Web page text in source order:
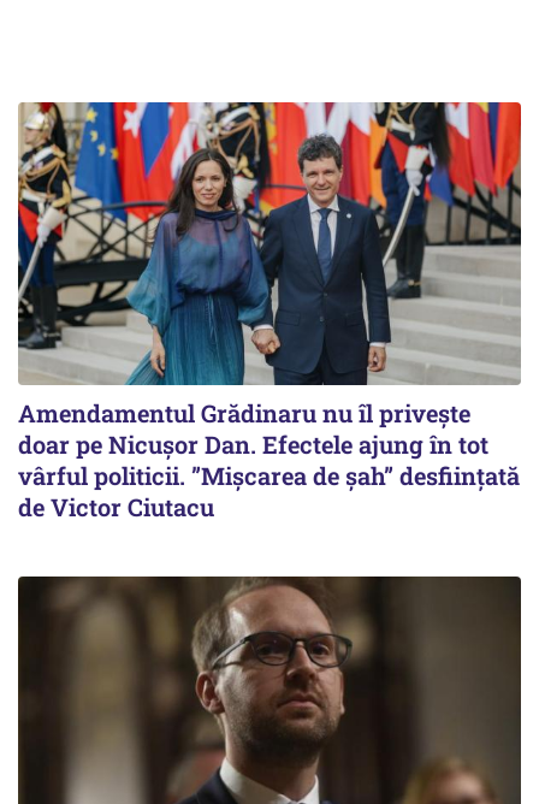
Amendamentul Grădinaru nu îl privește
doar pe Nicușor Dan. Efectele ajung în tot
vârful politicii. ”Mișcarea de șah” desființată
de Victor Ciutacu